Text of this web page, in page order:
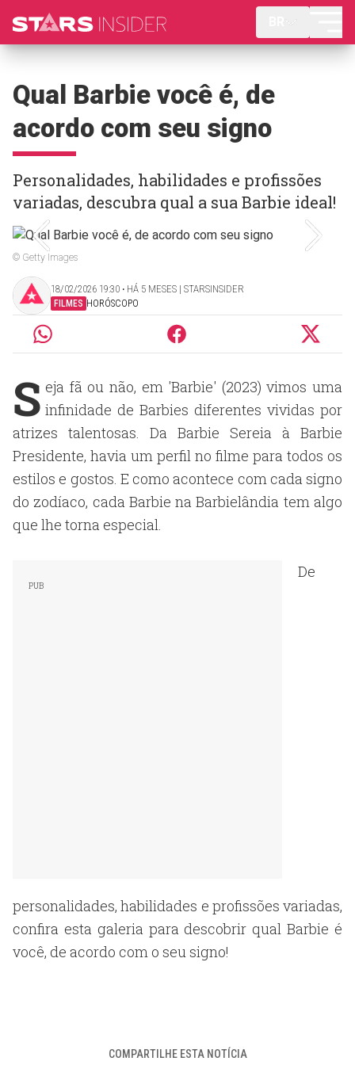
Qual Barbie você é, de
acordo com seu signo
Personalidades, habilidades e profissões
variadas, descubra qual a sua Barbie ideal!
© Getty Images
18/02/2026 19:30 ‧ HÁ 5 MESES | STARSINSIDER
FILMES HORÓSCOPO
S eja fã ou não, em 'Barbie' (2023) vimos uma
infinidade de Barbies diferentes vividas por
atrizes talentosas. Da Barbie Sereia à Barbie
Presidente, havia um perfil no filme para todos os
estilos e gostos. E como acontece com cada signo
do zodíaco, cada Barbie na Barbielândia tem algo
que lhe torna especial.
De
personalidades, habilidades e profissões variadas,
confira esta galeria para descobrir qual Barbie é
você, de acordo com o seu signo!
COMPARTILHE ESTA NOTÍCIA